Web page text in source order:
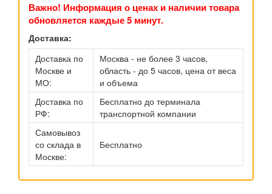
Важно! Информация о ценах и наличии товара
обновляется каждые 5 минут.
Доставка:
Доставка по
Москве и
МО:
Москва - не более 3 часов,
область - до 5 часов, цена от веса
и объема
Доставка по
РФ:
Бесплатно до терминала
транспортной компании
Самовывоз
со склада в
Москве:
Бесплатно